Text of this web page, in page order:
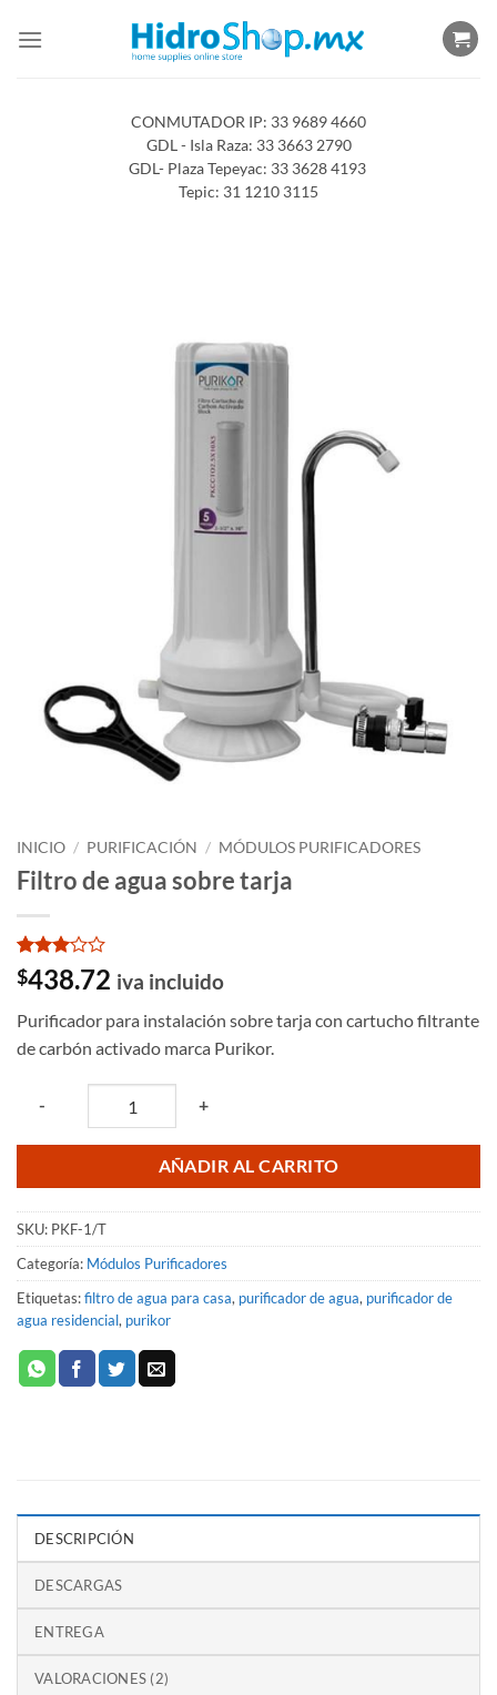
CONMUTADOR IP: 33 9689 4660
GDL - Isla Raza: 33 3663 2790
GDL- Plaza Tepeyac: 33 3628 4193
Tepic: 31 1210 3115
INICIO / PURIFICACIÓN / MÓDULOS PURIFICADORES
Filtro de agua sobre tarja
Valorado
con3
en
base a
2
valoraciones
$438.72 iva incluido
Purificador para instalación sobre tarja con cartucho filtrante
de carbón activado marca Purikor.
- +
AÑADIR AL CARRITO
SKU: PKF-1/T
Categoría: Módulos Purificadores
Etiquetas:filtro de agua para casa, purificador de agua, purificador de
agua residencial, purikor
DESCRIPCIÓN
DESCARGAS
ENTREGA
VALORACIONES (2)